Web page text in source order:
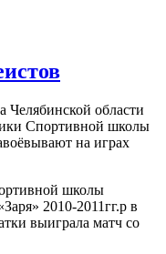
Челябинской области
Спортивной школы
на играх
школы
2010-2011гг.р в
выиграла матч со